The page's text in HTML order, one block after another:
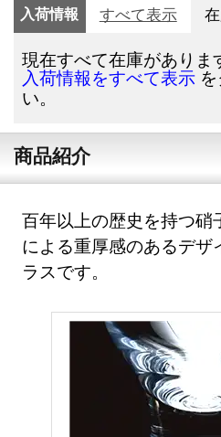
入荷情報 すべて表示
現在すべて在庫がありま
入荷情報をすべて表示
い。
商品紹介
百年以上の歴史を持つ硝
による重厚感のあるデ
ラスです。